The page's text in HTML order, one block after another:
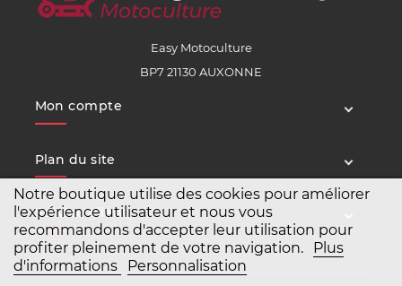
Notre boutique utilise des cookies pour améliorer
l'expérience utilisateur et nous vous
recommandons d'accepter leur utilisation pour
profiter pleinement de votre navigation.
Plus
d'informations
Personnalisation
Easy Motoculture
BP7 21130 AUXONNE
Mon compte
Plan du site
Service client